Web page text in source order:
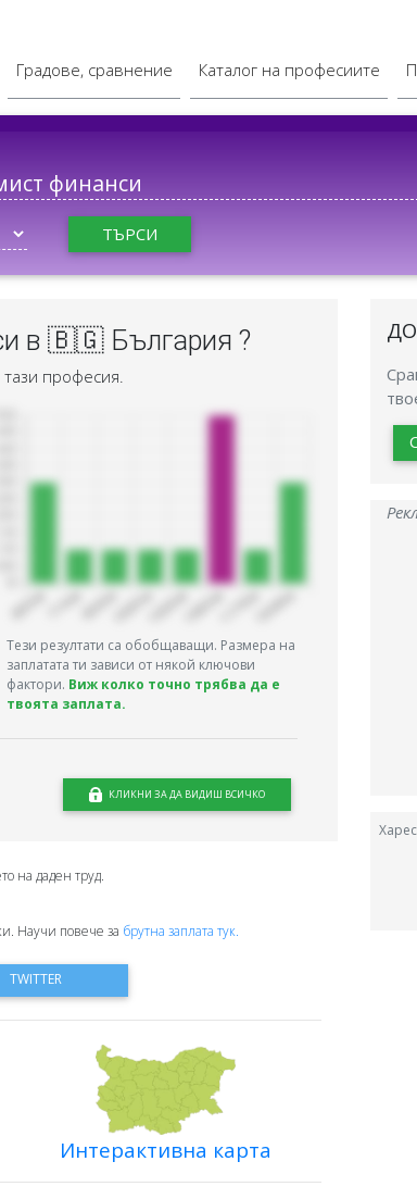
Градове, сравнение Каталог на професиите
ТЪРСИ
в 🇧🇬 България ?
тази професия.
Тези резултати са обобщаващи. Размера на
заплатата ти зависи от някой ключови
фактори. Виж колко точно трябва да е
твоята заплата.
КЛИКНИ ЗА ДА ВИДИШ ВСИЧКО
на даден труд.
Научи повече за брутна заплата тук.
Интерактивна карта